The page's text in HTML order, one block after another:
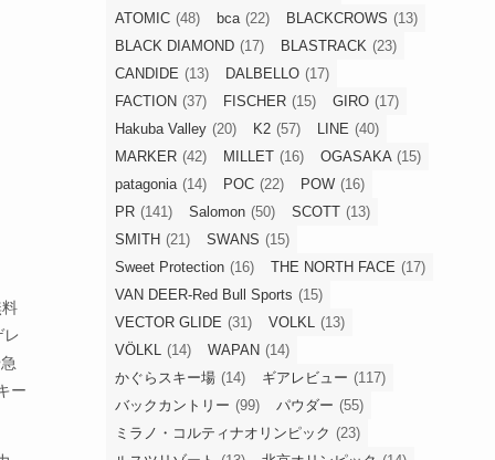
ー
ATOMIC (48) bca (22) BLACKCROWS (13)
BLACK DIAMOND (17) BLASTRACK (23)
CANDIDE (13) DALBELLO (17)
FACTION (37) FISCHER (15) GIRO (17)
Hakuba Valley (20) K2 (57) LINE (40)
MARKER (42) MILLET (16) OGASAKA (15)
patagonia (14) POC (22) POW (16)
PR (141) Salomon (50) SCOTT (13)
SMITH (21) SWANS (15)
Sweet Protection (16) THE NORTH FACE (17)
VAN DEER-Red Bull Sports (15)
VECTOR GLIDE (31) VOLKL (13)
VÖLKL (14) WAPAN (14)
かぐらスキー場 (14) ギアレビュー (117)
バックカントリー (99) パウダー (55)
ミラノ・コルティナオリンピック (23)